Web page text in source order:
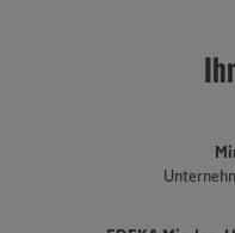
selbstständigen
EDEKA Minden-Hannover
niederländischen bis an die
Niedersachsen, einen Teil